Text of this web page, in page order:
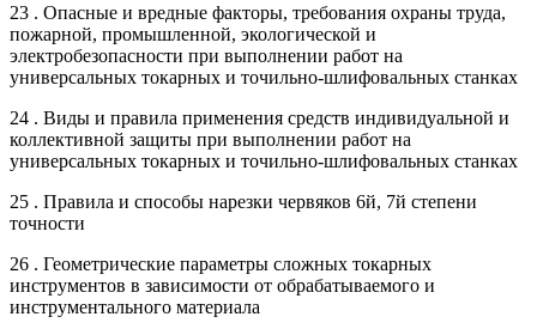
23 . Опасные и вредные факторы, требования охраны труда,
пожарной, промышленной, экологической и
электробезопасности при выполнении работ на
универсальных токарных и точильно-шлифовальных станках
24 . Виды и правила применения средств индивидуальной и
коллективной защиты при выполнении работ на
универсальных токарных и точильно-шлифовальных станках
25 . Правила и способы нарезки червяков 6й, 7й степени
точности
26 . Геометрические параметры сложных токарных
инструментов в зависимости от обрабатываемого и
инструментального материала